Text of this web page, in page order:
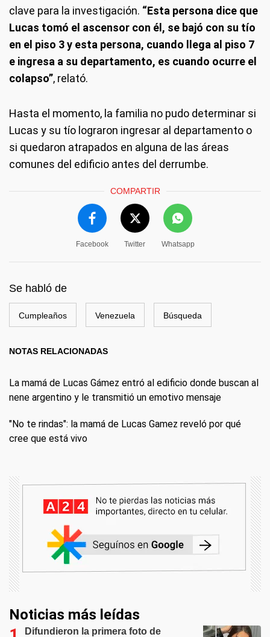
clave para la investigación. “Esta persona dice que
Lucas tomó el ascensor con él, se bajó con su tío
en el piso 3 y esta persona, cuando llega al piso 7
e ingresa a su departamento, es cuando ocurre el
colapso”, relató.
Hasta el momento, la familia no pudo determinar si
Lucas y su tío lograron ingresar al departamento o
si quedaron atrapados en alguna de las áreas
comunes del edificio antes del derrumbe.
COMPARTIR
Facebook Twitter Whatsapp
Se habló de
Cumpleaños Venezuela Búsqueda
NOTAS RELACIONADAS
La mamá de Lucas Gámez entró al edificio donde buscan al
nene argentino y le transmitió un emotivo mensaje
"No te rindas": la mamá de Lucas Gamez reveló por qué
cree que está vivo
Noticias más leídas
Difundieron la primera foto de